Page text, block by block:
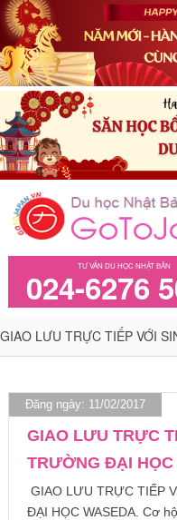
TƯ VẤN DU HỌC NHẬT BẢN
024-6276
GIAO LƯU TRỰC TIẾP VỚI
Đăng ngày: 11/02/2017
GIAO LƯU TRỰC
TRƯỜNG ĐẠI HỌC
GIAO LƯU TRỰC TIẾP
ĐẠI HỌC WASEDA. Cơ